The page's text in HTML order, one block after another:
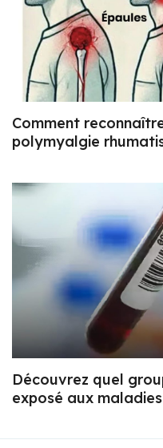
Comment
polymyalgie
Découvrez quel
exposé aux